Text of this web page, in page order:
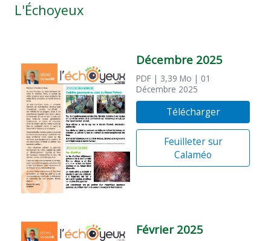
L'Échoyeux
Décembre 2025
PDF | 3,39 Mo | 01
Décembre 2025
Télécharger
Feuilleter sur
Calaméo
Février 2025